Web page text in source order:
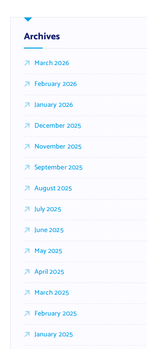
Archives
March 2026
February 2026
January 2026
December 2025
November 2025
September 2025
August 2025
July 2025
June 2025
May 2025
April 2025
March 2025
February 2025
January 2025